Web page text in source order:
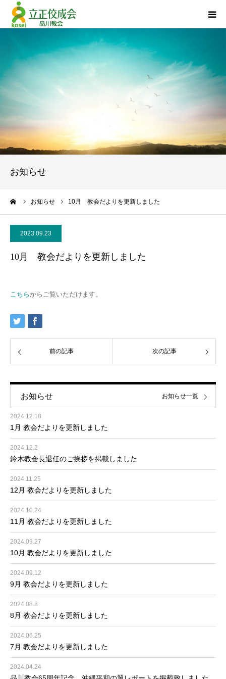
お知らせ
お知らせ 10月 教会だよりを更新しました
2023.09.23
10月 教会だよりを更新しました
こちらからご覧いただけます。
前の記事 次の記事
お知らせ
2024.12.18
1月 教会だよりを更新しました
2024.12.2
鈴木教会長退任のご挨拶を掲載しました
2024.11.25
12月 教会だよりを更新しました
2024.10.24
11月 教会だよりを更新しました
2024.09.27
10月 教会だよりを更新しました
2024.09.12
9月 教会だよりを更新しました
2024.08.8
8月 教会だよりを更新しました
2024.06.25
7月 教会だよりを更新しました
2024.04.24
お知らせ一覧
品川教会について
『退任のご挨拶』
立正佼成会について